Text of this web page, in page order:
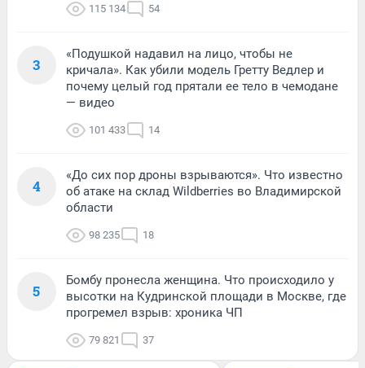
115 134 54
3
«Подушкой надавил на лицо, чтобы не
кричала». Как убили модель Гретту Ведлер и
почему целый год прятали ее тело в чемодане
— видео
101 433 14
4
«До сих пор дроны взрываются». Что известно
об атаке на склад Wildberries во Владимирской
области
98 235 18
5
Бомбу пронесла женщина. Что происходило у
высотки на Кудринской площади в Москве, где
прогремел взрыв: хроника ЧП
79 821 37